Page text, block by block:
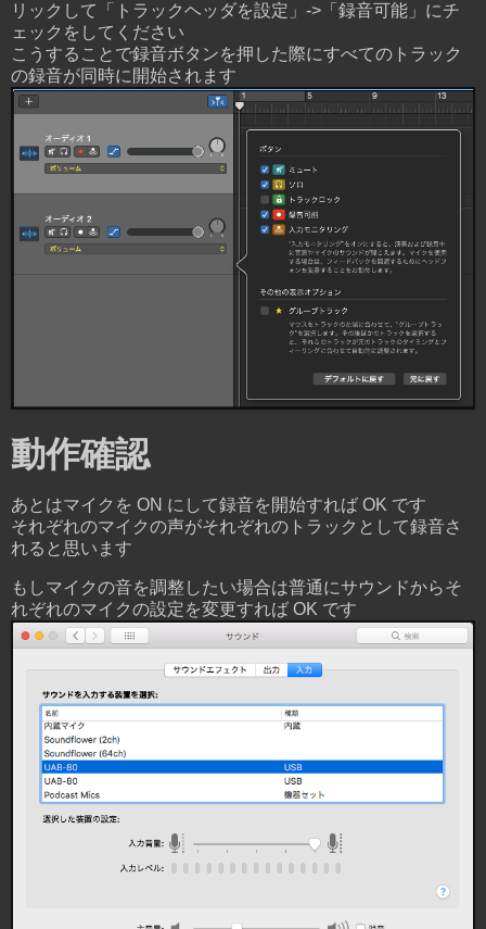
リックして「トラックヘッダを設定」->「録音可能」にチ
ェックをしてください
こうすることで録音ボタンを押した際にすべてのトラック
の録音が同時に開始されます
動作確認
あとはマイクを ON にして録音を開始すれば OK です
それぞれのマイクの声がそれぞれのトラックとして録音さ
れると思います
もしマイクの音を調整したい場合は普通にサウンドからそ
れぞれのマイクの設定を変更すれば OK です